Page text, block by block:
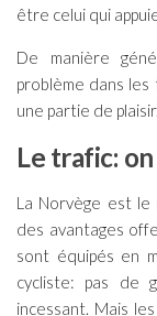
être celui qui
De manière
problème dans les
une partie de plaisir.
Le trafic:
La Norvège est
des avantages
sont équipés en
cycliste: pas de
incessant. Mais